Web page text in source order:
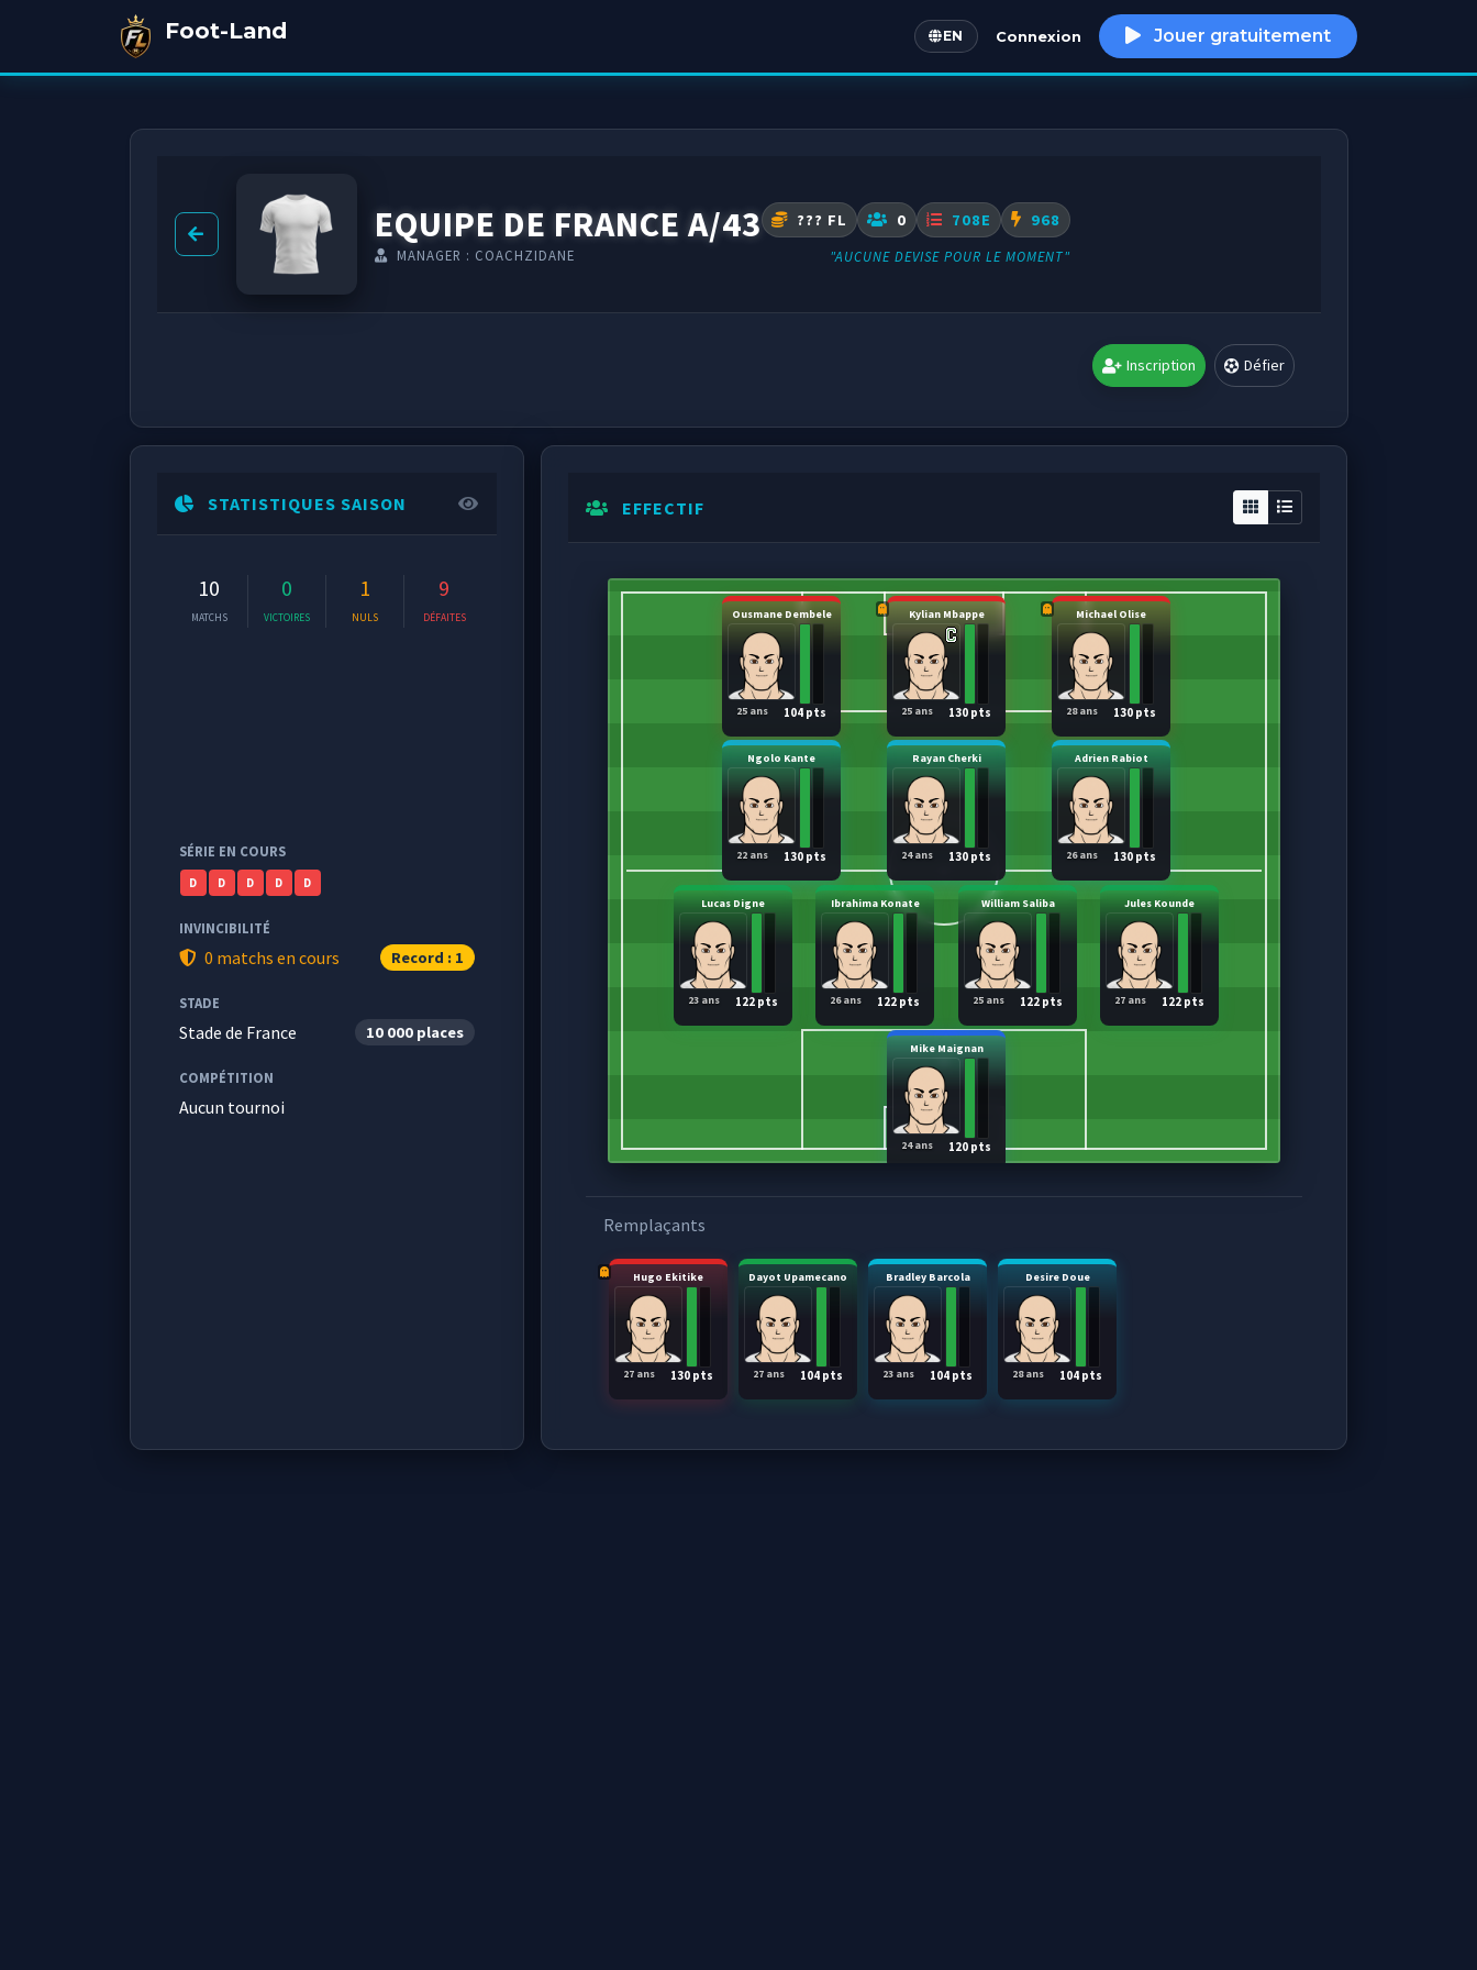
Foot-Land EN
English Connexion Jouer gratuitement
EQUIPE DE FRANCE A/43
MANAGER : COACHZIDANE
??? FL 0 708E 968
"AUCUNE DEVISE POUR LE MOMENT"
Inscription Défier
STATISTIQUES SAISON
10
MATCHS
0
VICTOIRES
1
NULS
9
DÉFAITES
SÉRIE EN COURS
D D D D D
INVINCIBILITÉ
0 matchs en cours Record : 1
STADE
Stade de France 10 000 places
COMPÉTITION
Aucun tournoi
EFFECTIF
Mike Maignan
120 pts
24 ans
Lucas Digne
122 pts
23 ans
Ibrahima Konate
122 pts
26 ans
William Saliba
122 pts
25 ans
Jules Kounde
122 pts
27 ans
Ngolo Kante
130 pts
22 ans
Rayan Cherki
130 pts
24 ans
Adrien Rabiot
130 pts
26 ans
Ousmane Dembele
104 pts
25 ans
Kylian Mbappe
130 pts
25 ans
Michael Olise
130 pts
28 ans
Remplaçants
Hugo Ekitike
130 pts
27 ans
Dayot Upamecano
104 pts
27 ans
Bradley Barcola
104 pts
23 ans
Desire Doue
104 pts
28 ans